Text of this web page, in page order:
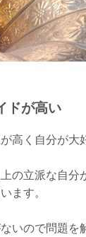
ドが高い
高く自分が大
の立派な自分
ます。
いので問題を